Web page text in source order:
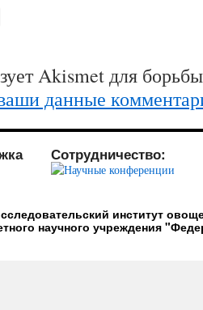
Akismet для
данные
Сотрудничество:
институт
научного учреждения